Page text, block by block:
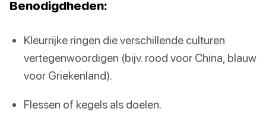
Benodigdheden:
Kleurrijke ringen die verschillende culturen
vertegenwoordigen (bijv. rood voor China, blauw
voor Griekenland).
Flessen of kegels als doelen.